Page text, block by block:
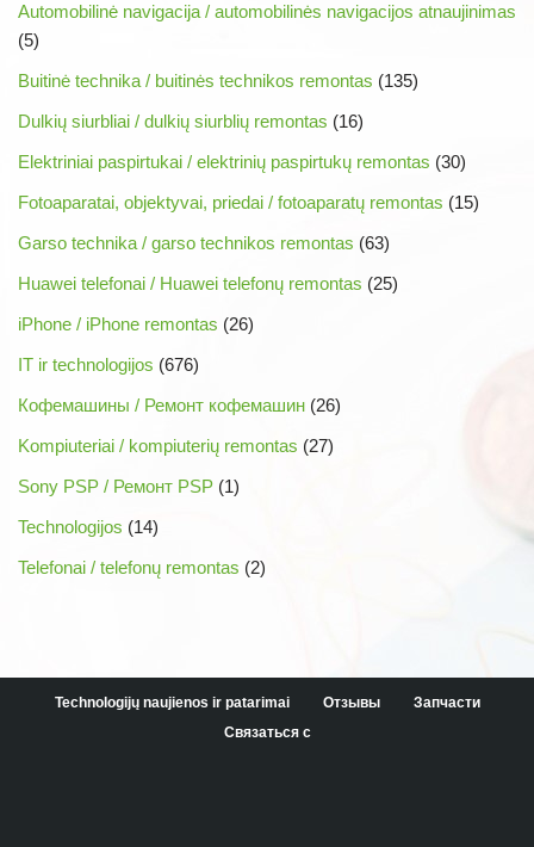
Automobilinė navigacija / automobilinės navigacijos atnaujinimas
(5)
Buitinė technika / buitinės technikos remontas (135)
Dulkių siurbliai / dulkių siurblių remontas (16)
Elektriniai paspirtukai / elektrinių paspirtukų remontas (30)
Fotoaparatai, objektyvai, priedai / fotoaparatų remontas (15)
Garso technika / garso technikos remontas (63)
Huawei telefonai / Huawei telefonų remontas (25)
iPhone / iPhone remontas (26)
IT ir technologijos (676)
Кофемашины / Ремонт кофемашин (26)
Kompiuteriai / kompiuterių remontas (27)
Sony PSP / Ремонт PSP (1)
Technologijos (14)
Telefonai / telefonų remontas (2)
Technologijų naujienos ir patarimai Отзывы
Запчасти
Связаться с